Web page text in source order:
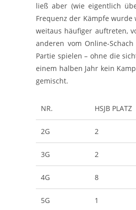
ließ aber (wie eigentlich
Frequenz der Kämpfe wurde
weitaus häufiger auftreten,
anderen vom Online-
Partie spielen – ohne die
einem halben Jahr kein
gemischt.
NR. HSJB PLATZ
2G 2
3G 2
4G 8
5G 1